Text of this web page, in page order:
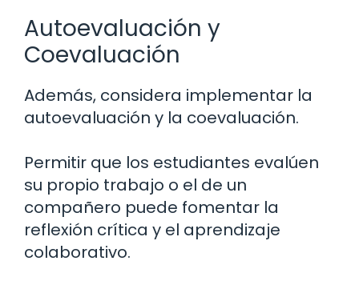
Autoevaluación y
Coevaluación
Además, considera implementar la
autoevaluación y la coevaluación.
Permitir que los estudiantes evalúen
su propio trabajo o el de un
compañero puede fomentar la
reflexión crítica y el aprendizaje
colaborativo.